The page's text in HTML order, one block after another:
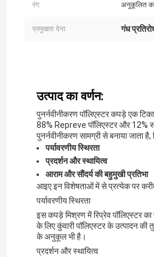
रंग: अनुकूलित
प्रमुखता देना: गंध
उत्पाद का वर्णन:
पुनर्नवीनीकरण पॉलिएस्टर कपड़े एक
88% Repreve पॉलिएस्टर और 12%
पुनर्नवीनीकरण सामग्री से बनाया
पर्यावरणीय स्थिरता
प्रदर्शन और स्थायित्व
आराम और सौंदर्य की बहुमुखी प्रतिभा
आइए इन विशेषताओं में से प्रत्येक पर
पर्यावरणीय स्थिरता
इस कपड़े मिश्रण में रिप्रेव पॉलिएस्टर का
के लिए कुंवारी पॉलिएस्टर के उत्पादन
के अनुकूल भी है।
प्रदर्शन और स्थायित्व